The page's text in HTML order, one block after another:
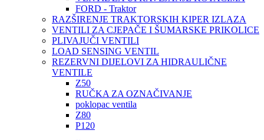
FORD - Traktor
RAZŠIRENJE TRAKTORSKIH KIPER IZLAZA
VENTILI ZA CJEPAČE I ŠUMARSKE PRIKOLICE
PLIVAJUČI VENTILI
LOAD SENSING VENTIL
REZERVNI DIJELOVI ZA HIDRAULIČNE
VENTILE
Z50
RUČKA ZA OZNAČIVANJE
poklopac ventila
Z80
P120